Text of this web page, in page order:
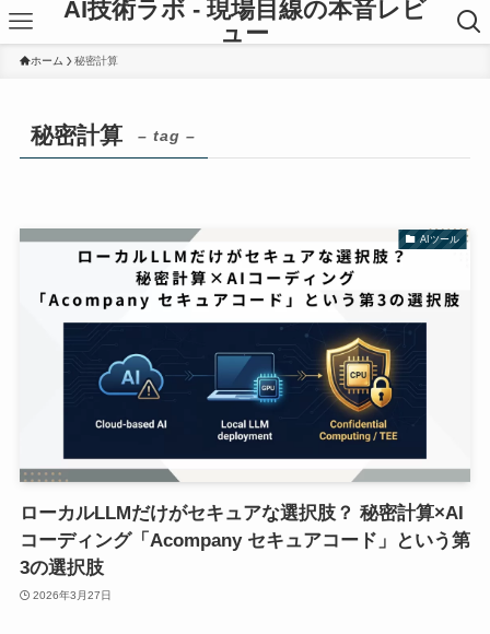
AI技術ラボ - 現場目線の本音レビ
ュー
ホーム 秘密計算
秘密計算 – tag –
AIツール
ローカルLLMだけがセキュアな選択肢？ 秘密計算×AI
コーディング「Acompany セキュアコード」という第
3の選択肢
2026年3月27日